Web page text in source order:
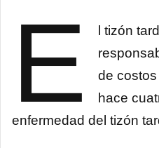
E
l tizón
de
hace
enfermedad del tizón